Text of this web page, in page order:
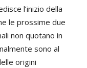
l’inizio della
le prossime due
non quotano in
sono al
origini